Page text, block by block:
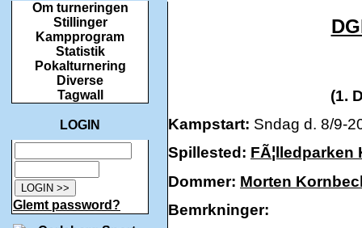
Om turneringen
Stillinger
Kampprogram
Statistik
Pokalturnering
Diverse
Tagwall
LOGIN
Glemt password?
(1.
Kampstart: Sndag d. 8/9-
Spillested: FÃ¦lledparken
Dommer: Morten
Bemrkninger: